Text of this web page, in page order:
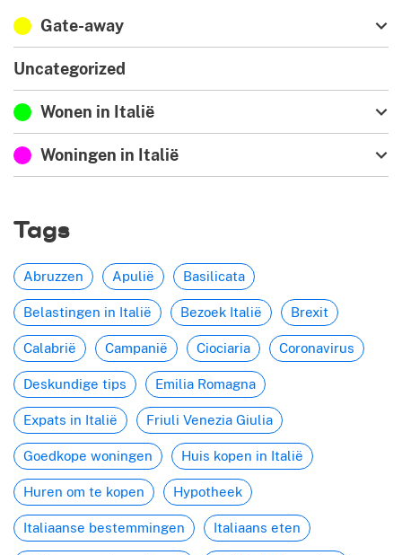
Gate-away
Uncategorized
Wonen in Italië
Woningen in Italië
Tags
Abruzzen Apulië Basilicata
Belastingen in Italië Bezoek Italië Brexit
Calabrië Campanië Ciociaria Coronavirus
Deskundige tips Emilia Romagna
Expats in Italië Friuli Venezia Giulia
Goedkope woningen Huis kopen in Italië
Huren om te kopen Hypotheek
Italiaanse bestemmingen Italiaans eten